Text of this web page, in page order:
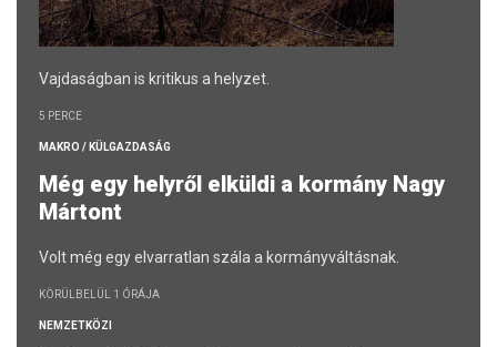
Vajdaságban is kritikus a helyzet.
5 PERCE
MAKRO / KÜLGAZDASÁG
Még egy helyről elküldi a kormány Nagy
Mártont
Volt még egy elvarratlan szála a kormányváltásnak.
KÖRÜLBELÜL 1 ÓRÁJA
NEMZETKÖZI